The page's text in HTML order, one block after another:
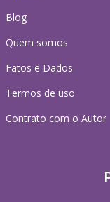
Blog
Quem somos
Fatos e Dados
Termos de uso
Contrato com o Autor